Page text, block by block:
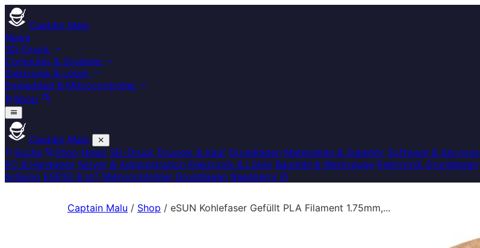
Captain Malu
News
3D-Druck
Computer & Systeme
Elektronik & Löten
Embedded & Mikrocontroller
Shop
Captain Malu
Suche
Shop News 3D-Druck Drucker & Kauf Grundlagen Materialien & Zubehör Software & Services
PC & Hardware Server & Administration Elektronik & Löten Bauteile & Werkzeuge Elektronik Grundlagen
Arduino ESP32 & IoT Mikrocontroller Grundlagen Raspberry Pi
Captain Malu / Shop / eSUN Kohlefaser Gefüllt PLA Filament 1.75mm,...